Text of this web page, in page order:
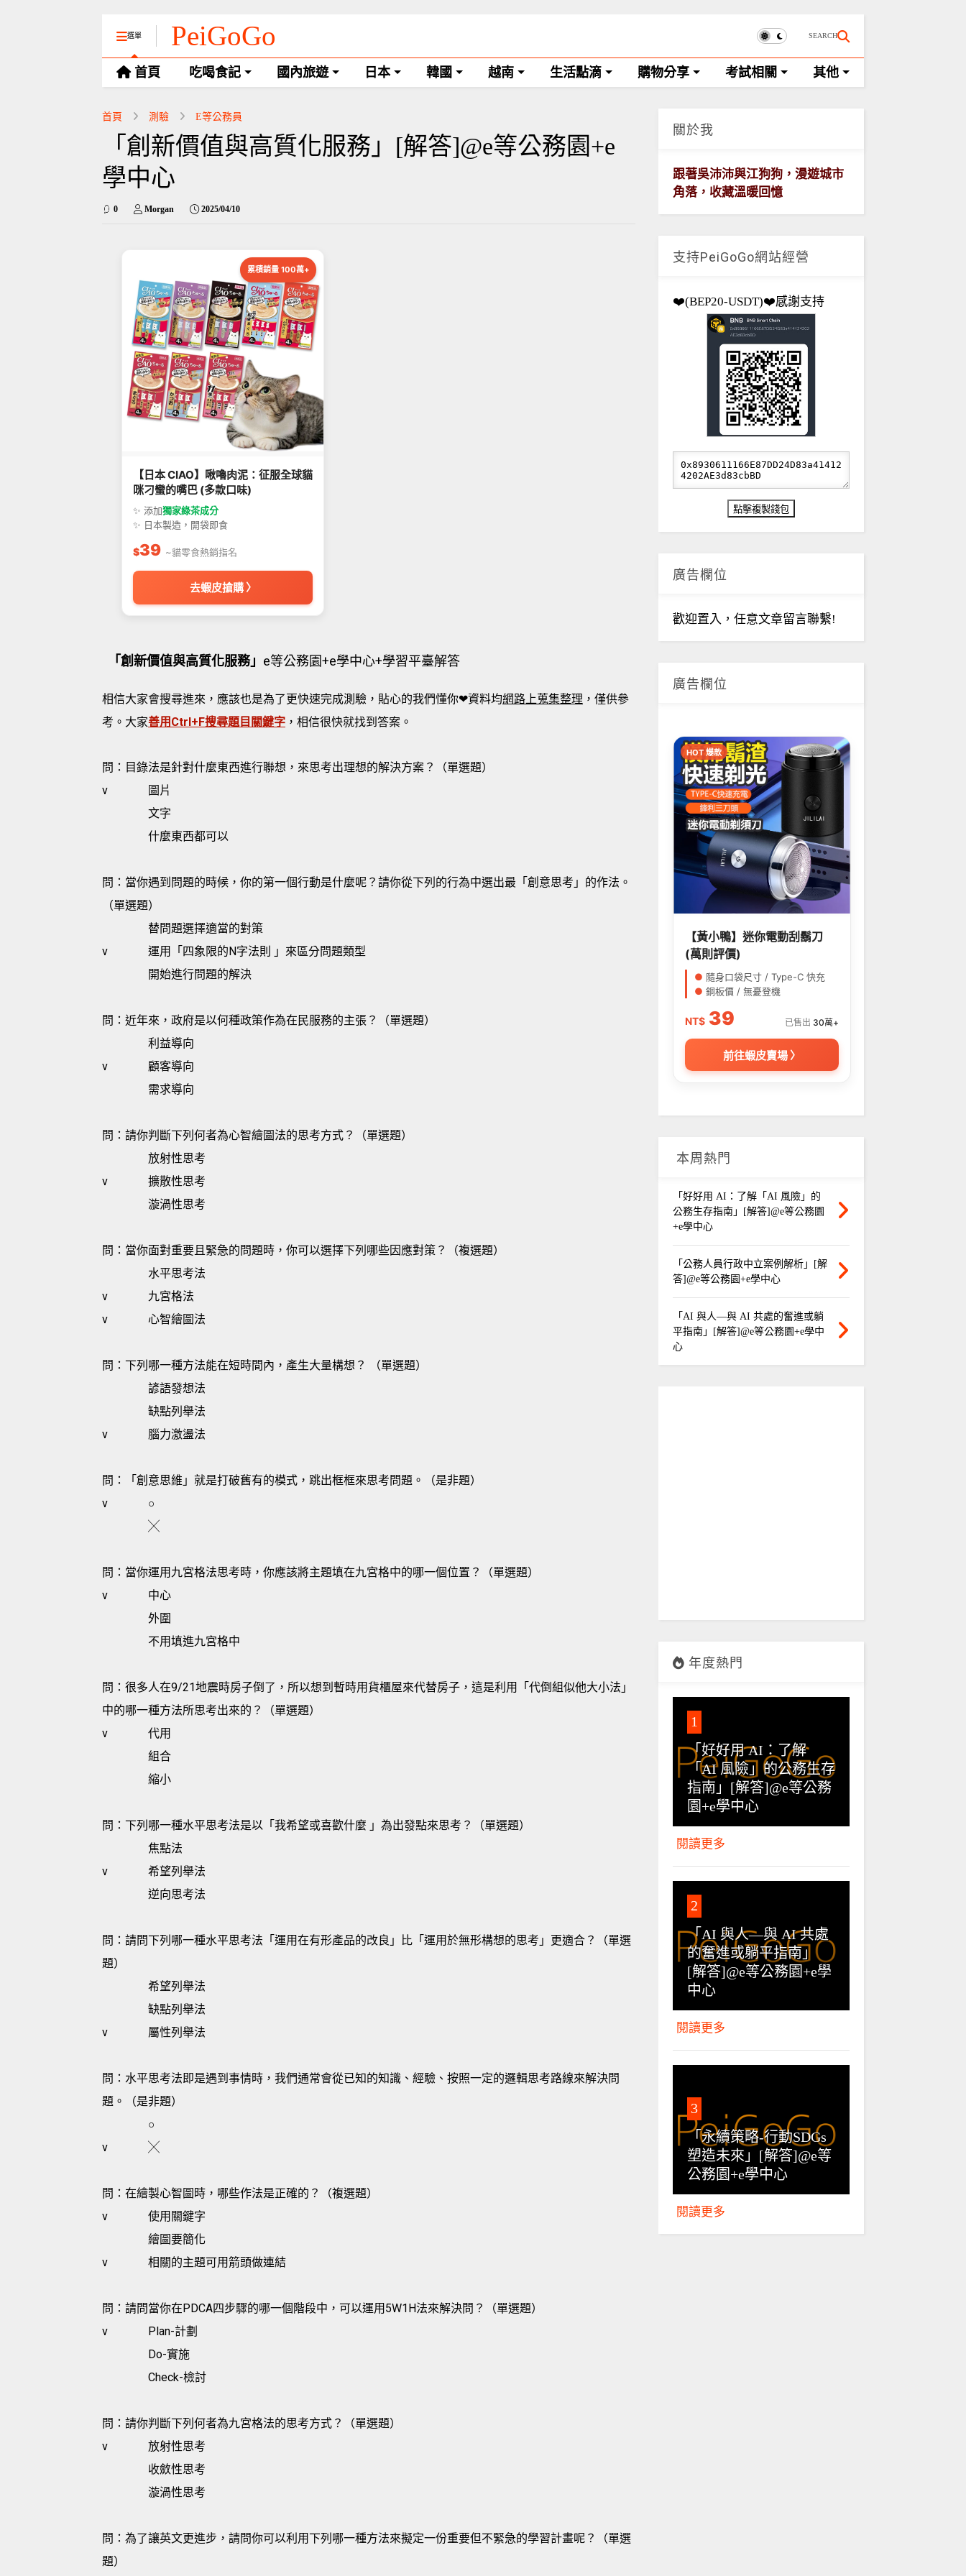
選單 PeiGoGo SEARCH
首頁 吃喝食記 國內旅遊 日本 韓國 越南 生活點滴 購物分享 考試相關 其他
首頁 測驗 E等公務員
「創新價值與高質化服務」[解答]@e等公務園+e
學中心
0 Morgan 2025/04/10
累積銷量 100萬+
【日本 CIAO】啾嚕肉泥：征服全球貓
咪刁蠻的嘴巴 (多款口味)
✨ 添加獨家綠茶成分
✨ 日本製造，開袋即食
$39 ~貓零食熱銷指名
去蝦皮搶購 〉
「創新價值與高質化服務」 e等公務園+e學中心+學習平臺解答
相信大家會搜尋進來，應該也是為了更快速完成測驗，貼心的我們懂你❤資料均網路上蒐集整理 ，僅供參
考。大家善用Ctrl+F搜尋題目關鍵字 ，相信很快就找到答案。
問：目錄法是針對什麼東西進行聯想，來思考出理想的解決方案？（單選題）
v
圖片
文字
什麼東西都可以
問：當你遇到問題的時候，你的第一個行動是什麼呢？請你從下列的行為中選出最「創意思考」的作法。
（單選題）
替問題選擇適當的對策
v
運用「四象限的N字法則 」來區分問題類型
開始進行問題的解決
問：近年來，政府是以何種政策作為在民服務的主張？（單選題）
利益導向
v
顧客導向
需求導向
問：請你判斷下列何者為心智繪圖法的思考方式？（單選題）
放射性思考
v
擴散性思考
漩渦性思考
問：當你面對重要且緊急的問題時，你可以選擇下列哪些因應對策？（複選題）
水平思考法
v
九宮格法
v
心智繪圖法
問：下列哪一種方法能在短時間內，產生大量構想？ （單選題）
諺語發想法
缺點列舉法
v
腦力激盪法
問：「創意思維」就是打破舊有的模式，跳出框框來思考問題。（是非題）
v
○
╳
問：當你運用九宮格法思考時，你應該將主題填在九宮格中的哪一個位置？（單選題）
v
中心
外圍
不用填進九宮格中
問：很多人在9/21地震時房子倒了，所以想到暫時用貨櫃屋來代替房子，這是利用「代倒組似他大小法」
中的哪一種方法所思考出來的？（單選題）
v
代用
組合
縮小
問：下列哪一種水平思考法是以「我希望或喜歡什麼 」為出發點來思考？（單選題）
焦點法
v
希望列舉法
逆向思考法
問：請問下列哪一種水平思考法「運用在有形產品的改良」比「運用於無形構想的思考」更適合？（單選
題）
希望列舉法
缺點列舉法
v
屬性列舉法
問：水平思考法即是遇到事情時，我們通常會從已知的知識、經驗、按照一定的邏輯思考路線來解決問
題。（是非題）
○
v
╳
問：在繪製心智圖時，哪些作法是正確的？（複選題）
v
使用關鍵字
繪圖要簡化
v
相關的主題可用箭頭做連結
問：請問當你在PDCA四步驟的哪一個階段中，可以運用5W1H法來解決問？（單選題）
v
Plan-計劃
Do-實施
Check-檢討
問：請你判斷下列何者為九宮格法的思考方式？（單選題）
v
放射性思考
收斂性思考
漩渦性思考
問：為了讓英文更進步，請問你可以利用下列哪一種方法來擬定一份重要但不緊急的學習計畫呢？（單選
題）
關於我
跟著吳沛沛與江狗狗，漫遊城市
角落，收藏溫暖回憶
支持PeiGoGo網站經營
❤️(BEP20-USDT)❤️感謝支持
廣告欄位
歡迎置入，任意文章留言聯繫!
廣告欄位
HOT 爆款
【黃小鴨】迷你電動刮鬍刀
(萬則評價)
● 隨身口袋尺寸 / Type-C 快充
● 銅板價 / 無憂登機
NT$ 39 已售出 30萬+
前往蝦皮賣場 〉
本周熱門
「好好用 AI：了解「AI 風險」的
公務生存指南」[解答]@e等公務園
+e學中心
「公務人員行政中立案例解析」[解
答]@e等公務園+e學中心
「AI 與人—與 AI 共處的奮進或躺
平指南」[解答]@e等公務園+e學中
心
年度熱門
1
「好好用 AI：了解
「AI 風險」的公務生存
指南」[解答]@e等公務
園+e學中心
閱讀更多
2
「AI 與人—與 AI 共處
的奮進或躺平指南」
[解答]@e等公務園+e學
中心
閱讀更多
3
「永續策略-行動SDGs
塑造未來」[解答]@e等
公務園+e學中心
閱讀更多